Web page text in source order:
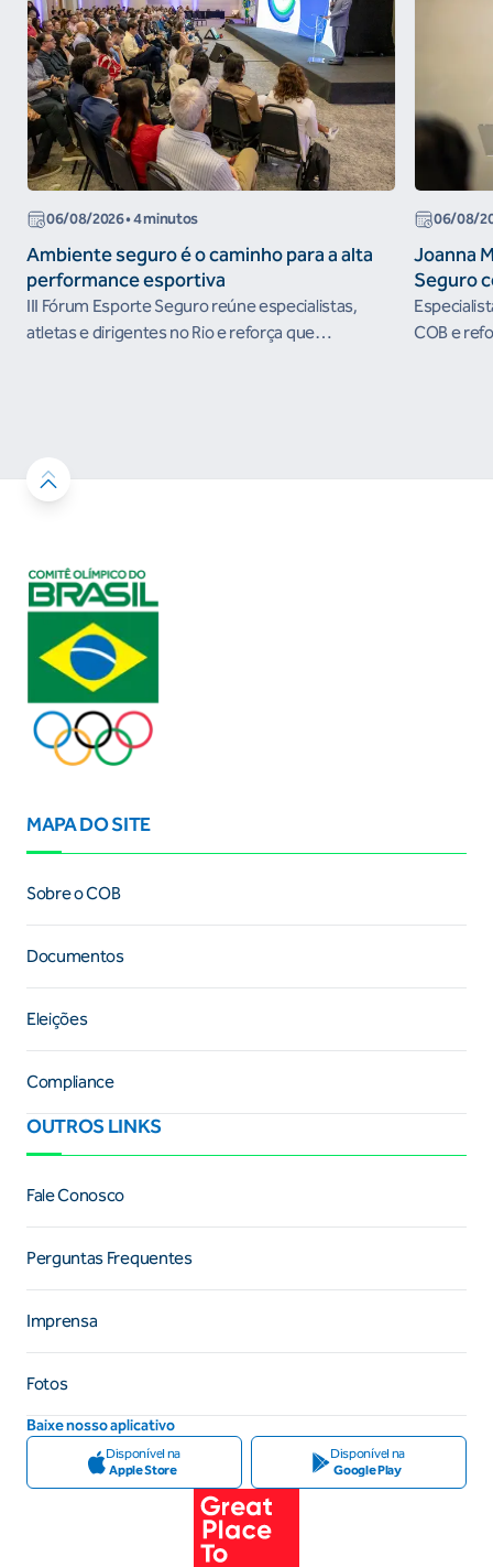
06/08/2026• 4 minutos
Ambiente seguro é o caminho para a alta
performance esportiva
III Fórum Esporte Seguro reúne especialistas,
atletas e dirigentes no Rio e reforça que
06/08/
Joanna
Seguro
COB e
MAPA DO SITE
Sobre o COB
Documentos
Eleições
Compliance
OUTROS LINKS
Fale Conosco
Perguntas Frequentes
Imprensa
Fotos
Baixe nosso aplicativo
Disponível na
Apple Store
Disponível na
Google Play